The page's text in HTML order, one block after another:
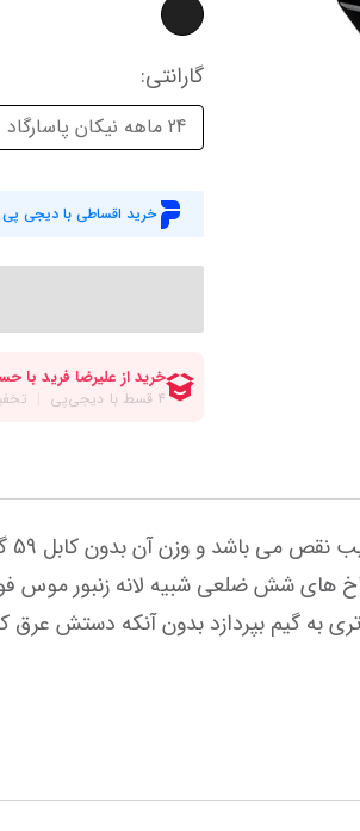
اکسسوری
کول پد
پاوربانک
رم
گارانتی:
24 ماهه نیکان پاسارگاد
خرید اقساطی با دیجی پی
گیم بپردازد بدون آنکه دستش عرق